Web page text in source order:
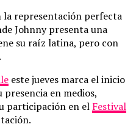
la representación perfecta
Johnny presenta una
su raíz latina, pero con
este jueves marca el inicio
presencia en medios,
participación en el Festival